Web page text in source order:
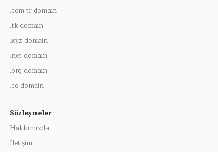
.com.tr domain
.tk domain
.xyz domain
.net domain
.org domain
.co domain
Sözleşmeler
Hakkımızda
İletişim